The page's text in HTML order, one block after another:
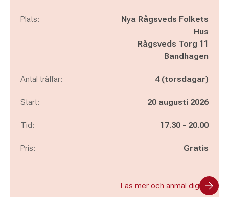
Plats:
Nya Rågsveds Folkets
Hus
Rågsveds Torg 11
Bandhagen
Antal träffar: 4 (torsdagar)
Start: 20 augusti 2026
Tid: Pågår mellan
17.30 - och
20.00
Pris: Gratis
Läs mer och anmäl dig